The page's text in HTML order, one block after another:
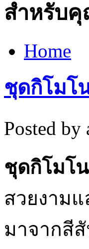
สำหรับคุ
Home
ชุดกิโมโ
Posted
ชุดกิโมโน
สวยงาม
มาจากสี